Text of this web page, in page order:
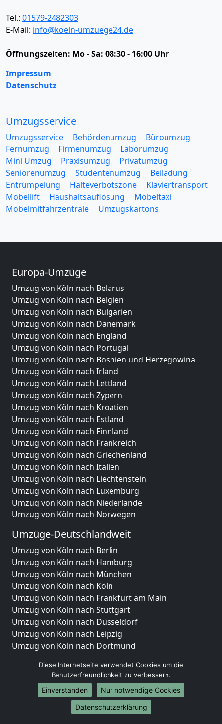
Tel.: 01579-2482303
E-Mail: info@koeln-umzuege24.de
Öffnungszeiten: Mo - Sa: 08:30 - 16:00 Uhr
Impressum
Datenschutz
Umzugsservice
Umzugsservice Behördenumzug
Büroumzug
Fernumzug
Firmenumzug
Laborumzug
Mini Umzug
Praxisumzug
Privatumzug
Seniorenumzug
Studentenumzug
Beiladung
Entrümpelung
Halteverbotszone
Klaviertransport
Möbellift
Haushaltsauflösung
Möbeltaxi
Möbelmitfahrzentrale
Umzugskartons
Europa-Umzüge
Umzug von Köln nach Belarus
Umzug von Köln nach Belgien
Umzug von Köln nach Bulgarien
Umzug von Köln nach Dänemark
Umzug von Köln nach England
Umzug von Köln nach Portugal
Umzug von Köln nach Bosnien und Herzegowina
Umzug von Köln nach Irland
Umzug von Köln nach Lettland
Umzug von Köln nach Zypern
Umzug von Köln nach Kroatien
Umzug von Köln nach Estland
Umzug von Köln nach Finnland
Umzug von Köln nach Frankreich
Umzug von Köln nach Griechenland
Umzug von Köln nach Italien
Umzug von Köln nach Liechtenstein
Umzug von Köln nach Luxemburg
Umzug von Köln nach Niederlande
Umzug von Köln nach Norwegen
Umzüge-Deutschlandweit
Umzug von Köln nach Berlin
Umzug von Köln nach Hamburg
Umzug von Köln nach München
Umzug von Köln nach Köln
Umzug von Köln nach Frankfurt am Main
Umzug von Köln nach Stuttgart
Umzug von Köln nach Düsseldorf
Umzug von Köln nach Leipzig
Umzug von Köln nach Dortmund
Umzug von Köln nach Bremen
Umzug von Köln nach Dresden
Umzug von Köln nach Hannover
Umzug von Köln nach Nürnberg
Umzug von Köln nach Duisburg
Diese Internetseite verwendet Cookies um die
Benutzerfreundlichkeit zu verbessern.
Einverstanden
Nur notwendige Cookies
Datenschutzerklärung